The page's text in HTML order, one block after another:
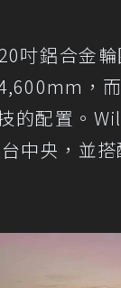
吋鋁合金
，
的配置。
中央，並